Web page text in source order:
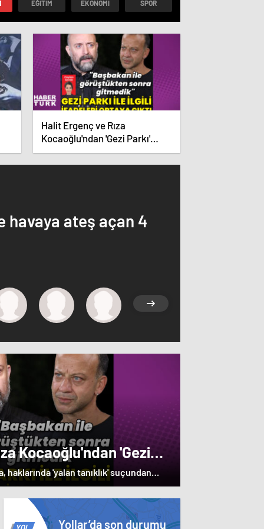
EĞITIM EKONOMI SPOR
Halit Ergenç ve Rıza
Kocaoğlu'ndan 'Gezi Parkı'
ifadesi – Magazin haberleri
havaya ateş açan 4
Kocaoğlu'ndan 'Gezi
haberleri
haklarında 'yalan tanıklık' suçundan
Halit Ergenç ile Rıza Kocaoğlu,
verdi. Ergenç ile Kocaoğlu'na, Gezi
ve Memet Ali Alabora soruldu. Ergenç,
Yollar’da son durumu
YOL